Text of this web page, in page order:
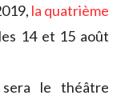
la quatrième
14 et 15 août
le théâtre